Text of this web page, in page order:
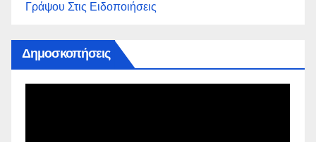
Γράψου Στις Ειδοποιήσεις
Δημοσκοπήσεις